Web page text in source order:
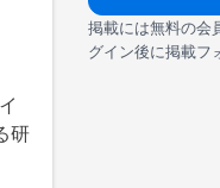
研
掲載には無料の会
グイン後に掲載フ